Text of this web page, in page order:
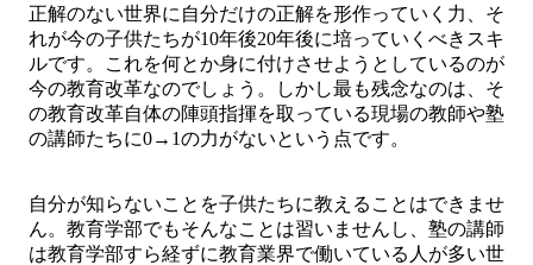
正解のない世界に自分だけの正解を形作っていく力、そ
れが今の子供たちが10年後20年後に培っていくべきスキ
ルです。これを何とか身に付けさせようとしているのが
今の教育改革なのでしょう。しかし最も残念なのは、そ
の教育改革自体の陣頭指揮を取っている現場の教師や塾
の講師たちに0→1の力がないという点です。
自分が知らないことを子供たちに教えることはできませ
ん。教育学部でもそんなことは習いませんし、塾の講師
は教育学部すら経ずに教育業界で働いている人が多い世